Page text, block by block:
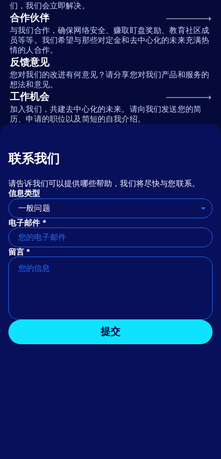
们，我们会立即解决。
合作伙伴
与我们合作，确保网络安全、赚取盯盘奖励、教育社区成
员等等。我们希望与那些对定金和去中心化的未来充满热
情的人合作。
反馈意见
您对我们的改进有何意见？请分享您对我们产品和服务的
想法和意见。
工作机会
加入我们，共建去中心化的未来。请向我们发送您的简
历、申请的职位以及简短的自我介绍。
联系我们
请告诉我们可以提供哪些帮助，我们将尽快与您联系。
信息类型
一般问题
电子邮件 *
留言 *
提交